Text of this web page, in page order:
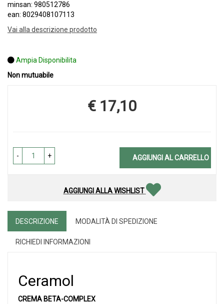
minsan: 980512786
ean: 8029408107113
Vai alla descrizione prodotto
Ampia Disponibilita
Non mutuabile
Prezzo
€ 17,10
- + AGGIUNGI AL CARRELLO
AGGIUNGI ALLA WISHLIST
DESCRIZIONE MODALITÀ DI SPEDIZIONE
RICHIEDI INFORMAZIONI
Ceramol
CREMA BETA-COMPLEX